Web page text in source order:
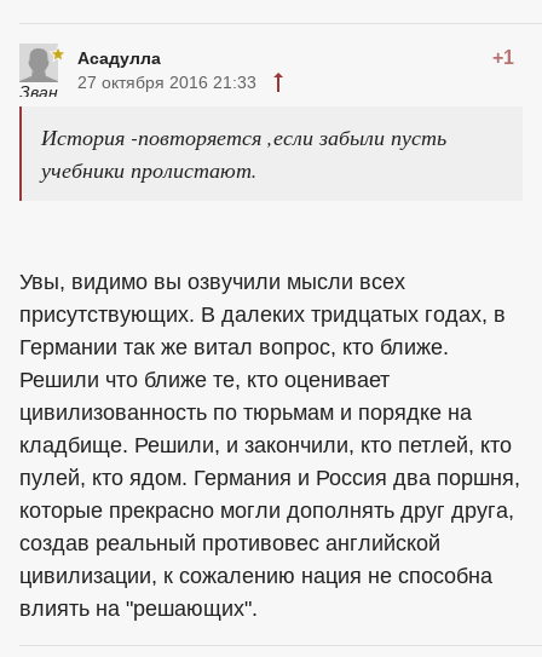
Асадулла +1
27 октября 2016 21:33
История -повторяется ,если забыли пусть
учебники пролистают.
Увы, видимо вы озвучили мысли всех
присутствующих. В далеких тридцатых годах, в
Германии так же витал вопрос, кто ближе.
Решили что ближе те, кто оценивает
цивилизованность по тюрьмам и порядке на
кладбище. Решили, и закончили, кто петлей, кто
пулей, кто ядом. Германия и Россия два поршня,
которые прекрасно могли дополнять друг друга,
создав реальный противовес английской
цивилизации, к сожалению нация не способна
влиять на "решающих".